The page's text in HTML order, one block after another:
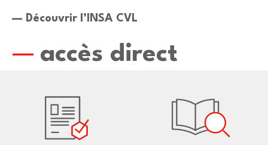
— Découvrir l’INSA CVL
accès direct